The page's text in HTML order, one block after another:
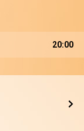
20:00